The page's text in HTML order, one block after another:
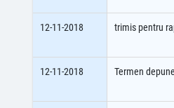
12-11-2018 trimis pentru
12-11-2018 Termen